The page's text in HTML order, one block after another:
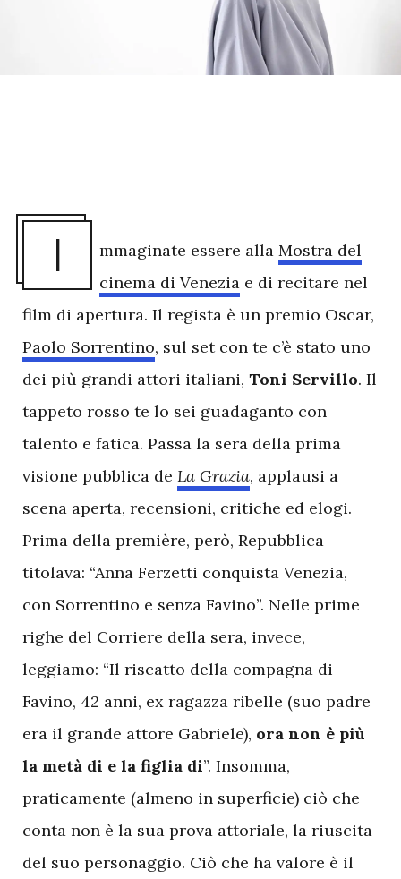
I mmaginate essere alla Mostra del
cinema di Venezia e di recitare nel
film di apertura. Il regista è un premio Oscar,
Paolo Sorrentino, sul set con te c’è stato uno
dei più grandi attori italiani, Toni Servillo. Il
tappeto rosso te lo sei guadaganto con
talento e fatica. Passa la sera della prima
visione pubblica de La Grazia, applausi a
scena aperta, recensioni, critiche ed elogi.
Prima della première, però, Repubblica
titolava: “Anna Ferzetti conquista Venezia,
con Sorrentino e senza Favino”. Nelle prime
righe del Corriere della sera, invece,
leggiamo: “Il riscatto della compagna di
Favino, 42 anni, ex ragazza ribelle (suo padre
era il grande attore Gabriele), ora non è più
la metà di e la figlia di”. Insomma,
praticamente (almeno in superficie) ciò che
conta non è la sua prova attoriale, la riuscita
del suo personaggio. Ciò che ha valore è il